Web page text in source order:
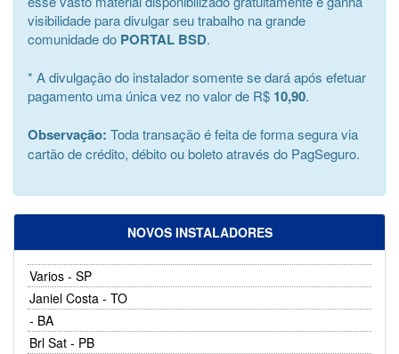
visibilidade para divulgar seu trabalho na grande
comunidade do PORTAL BSD.
* A divulgação do instalador somente se dará após efetuar
pagamento uma única vez no valor de R$ 10,90.
Observação: Toda transação é feita de forma segura via
cartão de crédito, débito ou boleto através do PagSeguro.
NOVOS INSTALADORES
Varios - SP
Janiel Costa - TO
- BA
Brl Sat - PB